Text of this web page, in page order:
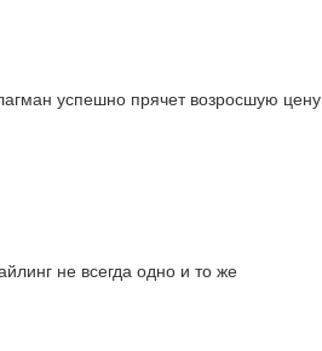
успешно прячет возросшую цену
не всегда одно и то же